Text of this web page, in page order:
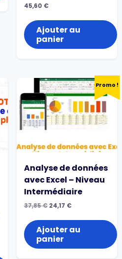
45,60 €
Ajouter au
panier
Promo !
Analyse de données
avec Excel – Niveau
Intermédiaire
37,85€ Le
initial
était :
37,85
€.
24,17 €Le
actuel
est :
24,17
Ajouter au
panier